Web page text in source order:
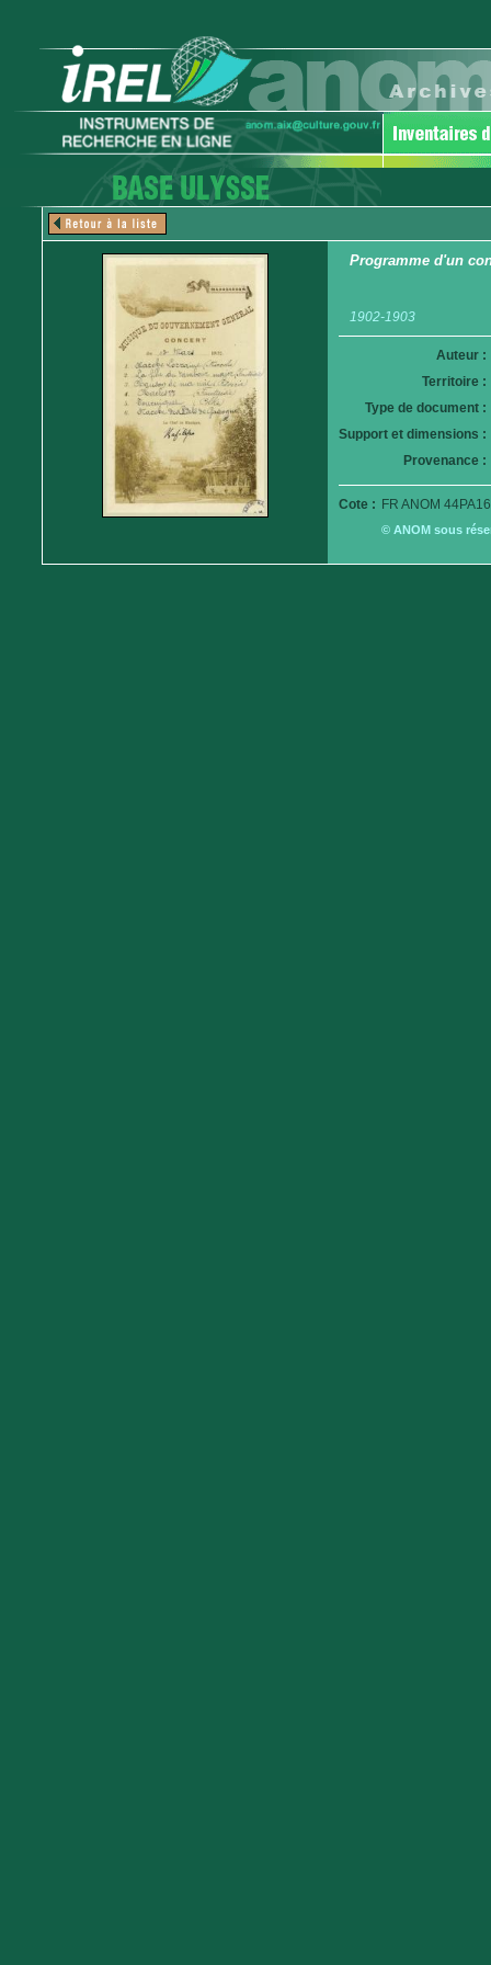
Programme d'un
1902-1903
Auteur :
Territoire :
Type de document :
Support et dimensions :
Provenance :
Cote : FR ANOM
© ANOM sous